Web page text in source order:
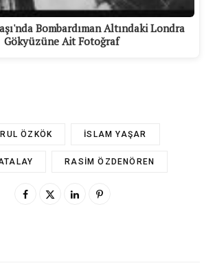
Bombardıman Altındaki Londra
Gökyüzüne Ait Fotoğraf
ÖZKÖK İSLAM YAŞAR
RASIM ÖZDENÖREN